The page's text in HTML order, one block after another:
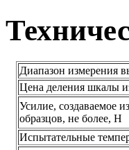
Диапазон измерения
Цена деления шкалы
Усилие, создаваемое
образцов, не более, Н
Испытательные